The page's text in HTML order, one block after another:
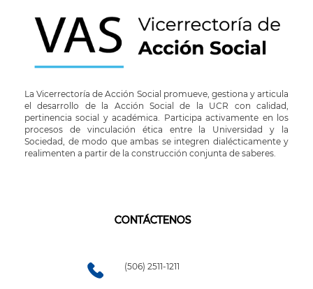
La Vicerrectoría de Acción Social promueve, gestiona y articula
el desarrollo de la Acción Social de la UCR con calidad,
pertinencia social y académica. Participa activamente en los
procesos de vinculación ética entre la Universidad y la
Sociedad, de modo que ambas se integren dialécticamente y
realimenten a partir de la construcción conjunta de saberes.
CONTÁCTENOS
(506) 2511-1211